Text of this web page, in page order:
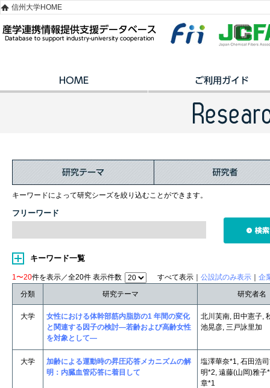
信州大学HOME
キーワードによって研究シーズを絞り込むことができます。
フリーワード
キーワード一覧
1〜20件を表示／全20件 表示件数 すべて表示｜ 公設試のみ表示
企
分類
研究テーマ 研究者名
大学
女性における体幹部筋内脂肪の1 年間の変化
と関連する因子の検討―若齢および高齢女性
を対象として―
北川芙南, 田中憲子,
池晃彦, 三戸詠里加
大学
加齢による運動時の昇圧応答メカニズムの解
明：内臓血管応答に着目して
塩澤華奈*1, 石田浩
明*2, 遠藤(山岡)雅子
章*1